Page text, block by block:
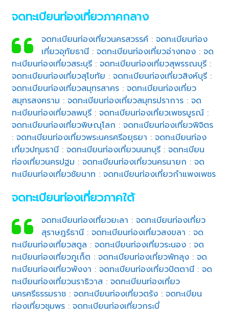
จดทะเบียนท่องเที่ยวภาคกลาง
จดทะเบียนท่องเที่ยวนครสวรรค์: จดทะเบียนท่อง
เที่ยวอุทัยธานี: จดทะเบียนท่องเที่ยวอ่างทอง: จด
ทะเบียนท่องเที่ยวสระบุรี :จดทะเบียนท่องเที่ยวสุพรรณบุรี :
จดทะเบียนท่องเที่ยวสุโขทัย :จดทะเบียนท่องเที่ยวสิงห์บุรี :
จดทะเบียนท่องเที่ยวสมุทรสาคร :จดทะเบียนท่องเที่ยว
สมุทรสงคราม :จดทะเบียนท่องเที่ยวสมุทรปราการ :จด
ทะเบียนท่องเที่ยวลพบุรี :จดทะเบียนท่องเที่ยวเพชรบูรณ์ :
จดทะเบียนท่องเที่ยวพิษณุโลก :จดทะเบียนท่องเที่ยวพิจิตร
:จดทะเบียนท่องเที่ยวพระนครศรีอยุธยา :จดทะเบียนท่อง
เที่ยวปทุมธานี :จดทะเบียนท่องเที่ยวนนทบุรี :จดทะเบียน
ท่องเที่ยวนครปฐม :จดทะเบียนท่องเที่ยวนครนายก :จด
ทะเบียนท่องเที่ยวชัยนาท :จดทะเบียนท่องเที่ยวกำแพงเพชร
จดทะเบียนท่องเที่ยวภาคใต้
จดทะเบียนท่องเที่ยวยะลา : จดทะเบียนท่องเที่ยว
สุราษฎร์ธานี: จดทะเบียนท่องเที่ยวสงขลา : จด
ทะเบียนท่องเที่ยวสตูล :จดทะเบียนท่องเที่ยวระนอง :จด
ทะเบียนท่องเที่ยวภูเก็ต :จดทะเบียนท่องเที่ยวพัทลุง :จด
ทะเบียนท่องเที่ยวพังงา :จดทะเบียนท่องเที่ยวปัตตานี :จด
ทะเบียนท่องเที่ยวนราธิวาส :จดทะเบียนท่องเที่ยว
นครศรีธรรมราช :จดทะเบียนท่องเที่ยวตรัง :จดทะเบียน
ท่องเที่ยวชุมพร :จดทะเบียนท่องเที่ยวกระบี่